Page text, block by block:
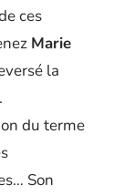
ces
Marie
la
du terme
Son